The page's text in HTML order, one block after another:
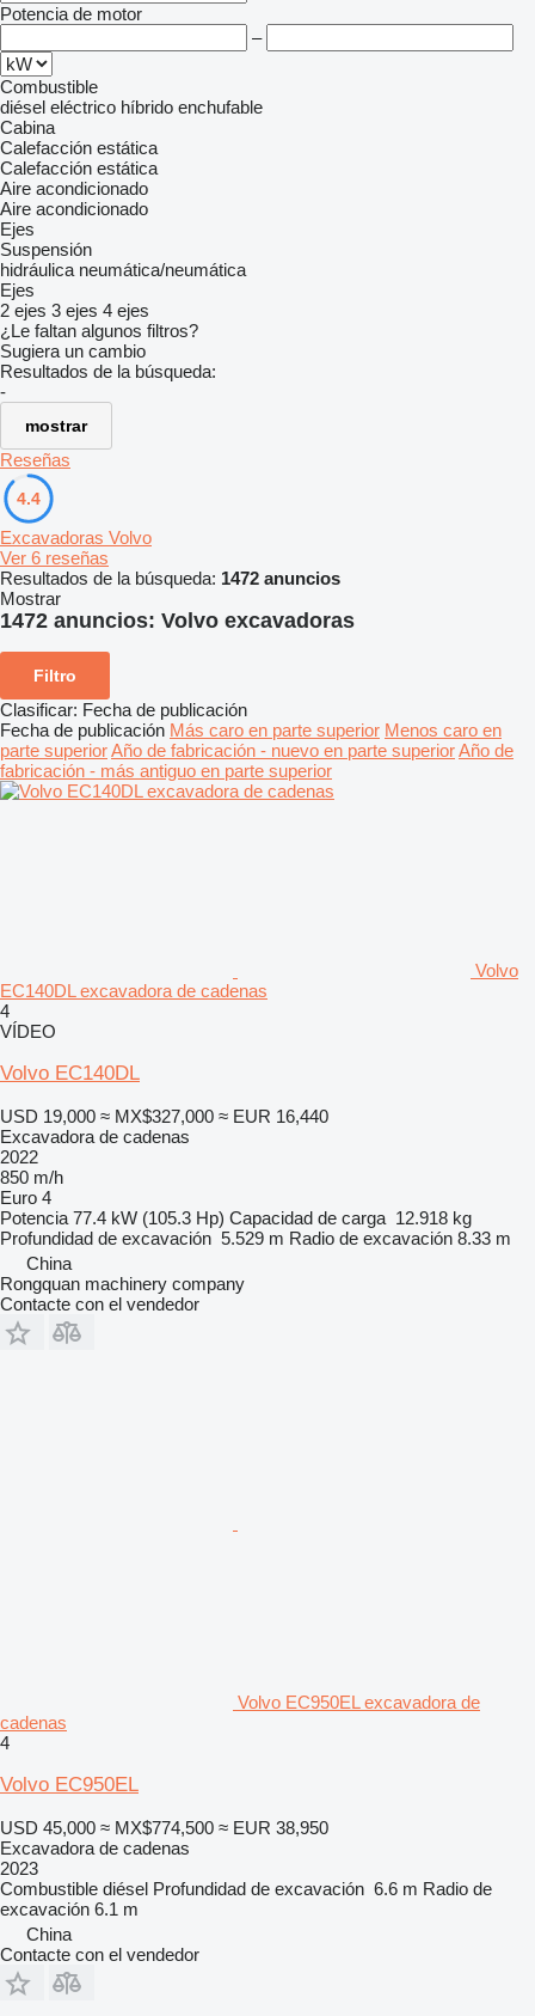
Potencia de motor
–
Combustible
diésel eléctrico híbrido enchufable
Cabina
Calefacción estática
Calefacción estática
Aire acondicionado
Aire acondicionado
Ejes
Suspensión
hidráulica neumática/neumática
Ejes
2 ejes 3 ejes 4 ejes
¿Le faltan algunos filtros?
Sugiera un cambio
Resultados de la búsqueda:
-
mostrar
Reseñas
4.4
Excavadoras Volvo
Ver 6 reseñas
Resultados de la búsqueda: 1472 anuncios
Mostrar
1472 anuncios: Volvo excavadoras
Filtro
Clasificar: Fecha de publicación
Fecha de publicación Más caro en parte superior Menos caro en
parte superiorAño de fabricación - nuevo en parte superiorAño de
fabricación - más antiguo en parte superior
Volvo
EC140DL excavadora de cadenas
4
VÍDEO
Volvo EC140DL
USD 19,000 ≈ MX$327,000 ≈ EUR 16,440
Excavadora de cadenas
2022
850 m/h
Euro 4
Potencia 77.4 kW (105.3 Hp) Capacidad de carga 12.918 kg
Profundidad de excavación 5.529 m Radio de excavación 8.33 m
China
Rongquan machinery company
Contacte con el vendedor
Volvo EC950EL excavadora de
cadenas
4
Volvo EC950EL
USD 45,000 ≈ MX$774,500 ≈ EUR 38,950
Excavadora de cadenas
2023
Combustible diésel Profundidad de excavación 6.6 m Radio de
excavación 6.1 m
China
Contacte con el vendedor